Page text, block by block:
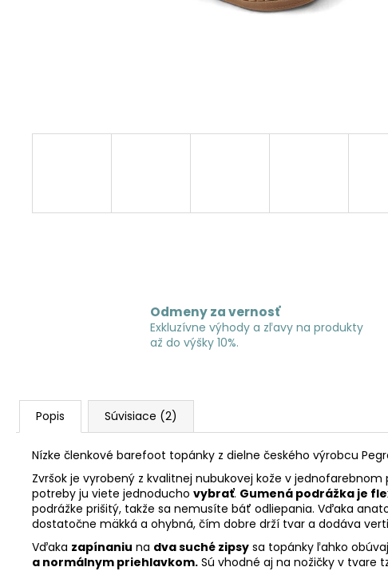
Odmeny za vernosť
Exkluzívne výhody a zľavy na produkty
až do výšky 10%.
Popis Súvisiace (2)
Nízke členkové barefoot topánky z dielne českého výrobcu
Zvršok je vyrobený z kvalitnej nubukovej kože v jednofarebnom
potreby ju viete jednoducho vybrať. Gumená podrážka je
podrážke prišitý, takže sa nemusíte báť odliepania. Vďaka
dostatočne mäkká a ohybná, čím dobre drží tvar a dodáva
Vďaka zapínaniu na dva suché zipsy sa topánky ľahko
a normálnym priehlavkom. Sú vhodné aj na nožičky v tvare